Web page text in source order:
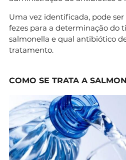
Uma vez identificada, pode
fezes para a determinação do
salmonella e qual antibiótico
tratamento.
COMO SE TRATA A